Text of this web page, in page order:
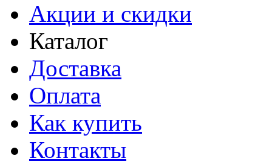
Акции и скидки
Каталог
Доставка
Оплата
Как купить
Контакты